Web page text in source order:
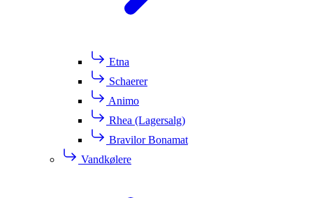
Etna
Schaerer
Animo
Rhea (Lagersalg)
Bravilor Bonamat
Vandkølere